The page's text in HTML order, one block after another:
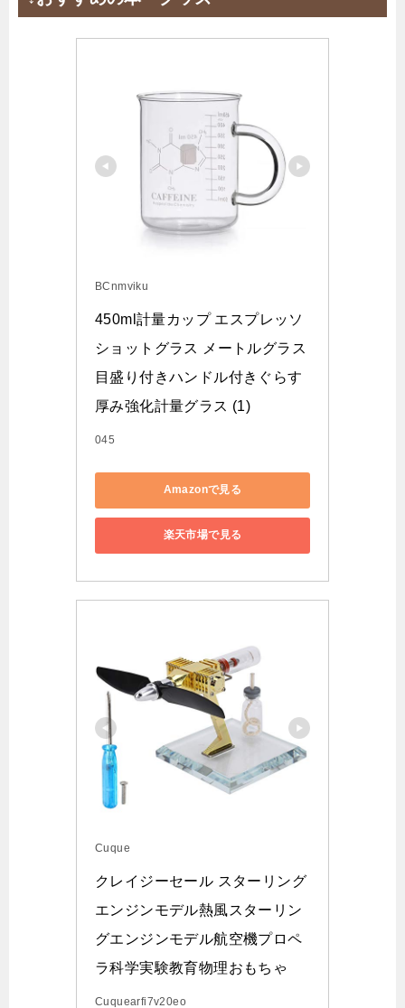
BCnmviku
450ml計量カップ エスプレッソ
ショットグラス メートルグラス
目盛り付きハンドル付きぐらす
厚み強化計量グラス (1)
045
Amazonで見る
楽天市場で見る
Cuque
クレイジーセール スターリング
エンジンモデル熱風スターリン
グエンジンモデル航空機プロペ
ラ科学実験教育物理おもちゃ
Cuquearfi7v20eo